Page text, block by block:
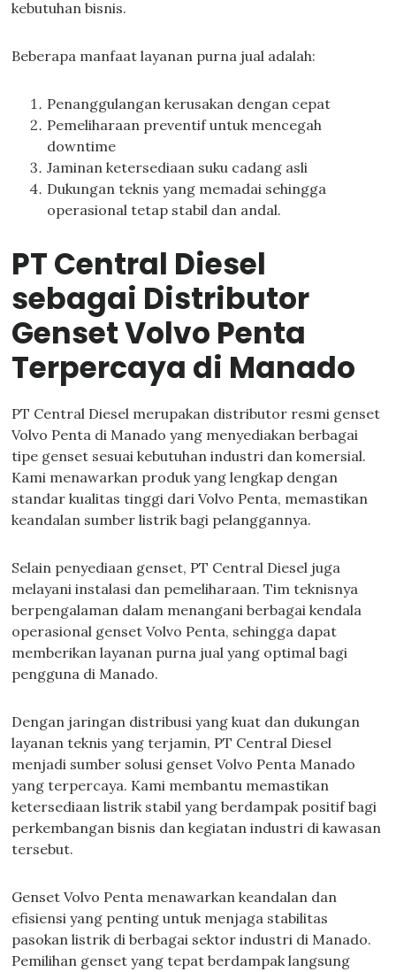
kebutuhan bisnis.
Beberapa manfaat layanan purna jual adalah:
Penanggulangan kerusakan dengan cepat
Pemeliharaan preventif untuk mencegah
downtime
Jaminan ketersediaan suku cadang asli
Dukungan teknis yang memadai sehingga
operasional tetap stabil dan andal.
PT Central Diesel
sebagai Distributor
Genset Volvo Penta
Terpercaya di Manado
PT Central Diesel merupakan distributor resmi genset
Volvo Penta di Manado yang menyediakan berbagai
tipe genset sesuai kebutuhan industri dan komersial.
Kami menawarkan produk yang lengkap dengan
standar kualitas tinggi dari Volvo Penta, memastikan
keandalan sumber listrik bagi pelanggannya.
Selain penyediaan genset, PT Central Diesel juga
melayani instalasi dan pemeliharaan. Tim teknisnya
berpengalaman dalam menangani berbagai kendala
operasional genset Volvo Penta, sehingga dapat
memberikan layanan purna jual yang optimal bagi
pengguna di Manado.
Dengan jaringan distribusi yang kuat dan dukungan
layanan teknis yang terjamin, PT Central Diesel
menjadi sumber solusi genset Volvo Penta Manado
yang terpercaya. Kami membantu memastikan
ketersediaan listrik stabil yang berdampak positif bagi
perkembangan bisnis dan kegiatan industri di kawasan
tersebut.
Genset Volvo Penta menawarkan keandalan dan
efisiensi yang penting untuk menjaga stabilitas
pasokan listrik di berbagai sektor industri di Manado.
Pemilihan genset yang tepat berdampak langsung